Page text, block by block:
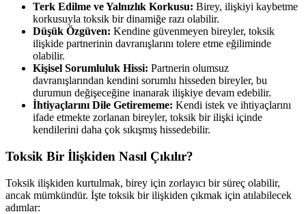
Terk Edilme ve Yalnızlık Korkusu: Birey, ilişkiyi kaybetme
korkusuyla toksik bir dinamiğe razı olabilir.
Düşük Özgüven: Kendine güvenmeyen bireyler, toksik
ilişkide partnerinin davranışlarını tolere etme eğiliminde
olabilir.
Kişisel Sorumluluk Hissi: Partnerin olumsuz
davranışlarından kendini sorumlu hisseden bireyler, bu
durumun değişeceğine inanarak ilişkiye devam edebilir.
İhtiyaçlarını Dile Getirememe: Kendi istek ve ihtiyaçlarını
ifade etmekte zorlanan bireyler, toksik bir ilişki içinde
kendilerini daha çok sıkışmış hissedebilir.
Toksik Bir İlişkiden Nasıl Çıkılır?
Toksik ilişkiden kurtulmak, birey için zorlayıcı bir süreç olabilir,
ancak mümkündür. İşte toksik bir ilişkiden çıkmak için atılabilecek
adımlar: